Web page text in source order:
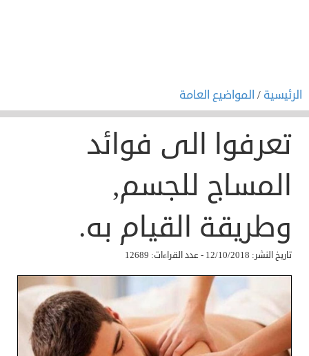
الرئيسية / المواضيع العامة
تعرفوا الى فوائد
المساج للجسم,
وطريقة القيام به.
تاريخ النشر: 12/10/2018 - عدد القراءات: 12689